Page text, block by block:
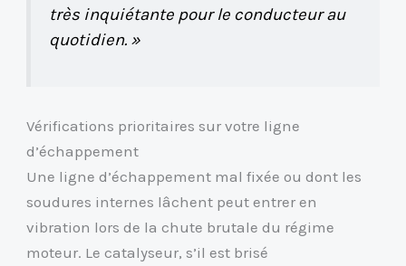
très inquiétante pour le conducteur au
quotidien. »
Vérifications prioritaires sur votre ligne
d’échappement
Une ligne d’échappement mal fixée ou dont les
soudures internes lâchent peut entrer en
vibration lors de la chute brutale du régime
moteur. Le catalyseur, s’il est brisé